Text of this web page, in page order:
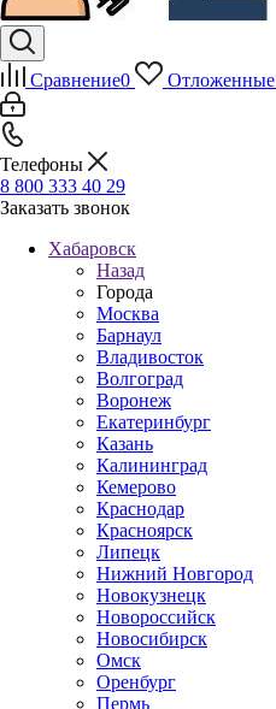
Сравнение0 Отложенные
Телефоны
8 800 333 40 29
Заказать звонок
Хабаровск
Назад
Города
Москва
Барнаул
Владивосток
Волгоград
Воронеж
Екатеринбург
Казань
Калининград
Кемерово
Краснодар
Красноярск
Липецк
Нижний Новгород
Новокузнецк
Новороссийск
Новосибирск
Омск
Оренбург
Пермь